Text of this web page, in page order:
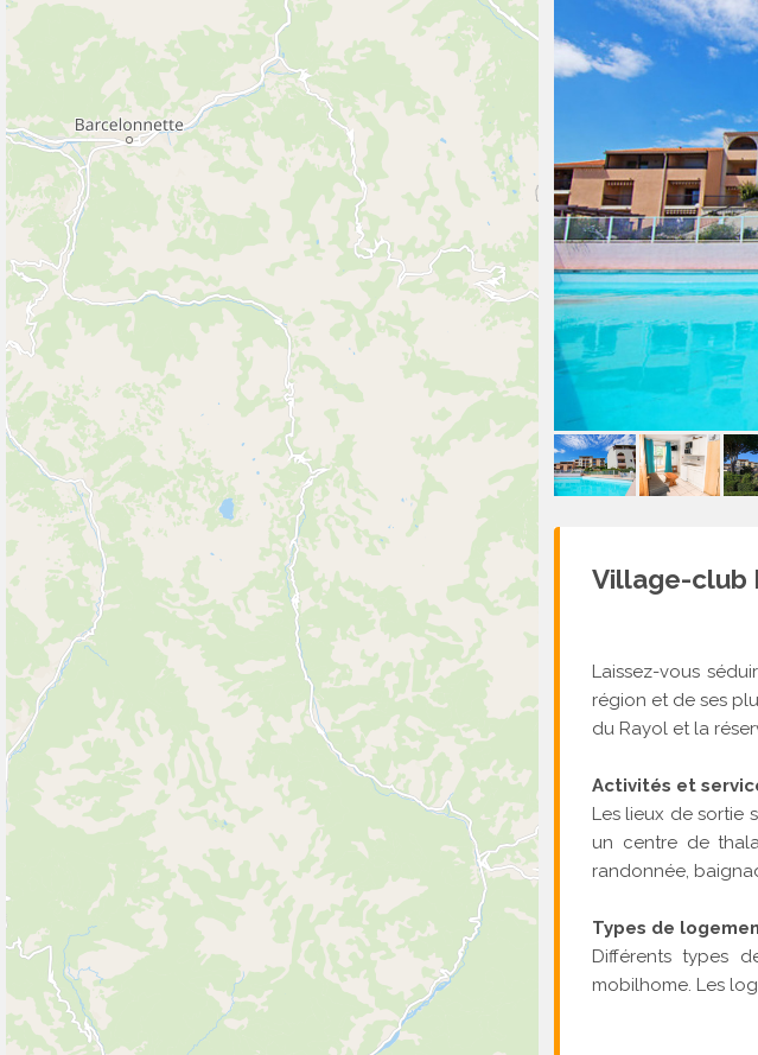
Village-club
Laissez-vous
région et de ses
du Rayol et la
Activités et
Les lieux de sortie
un centre de
randonnée,
Types de
Différents types
mobilhome. Les